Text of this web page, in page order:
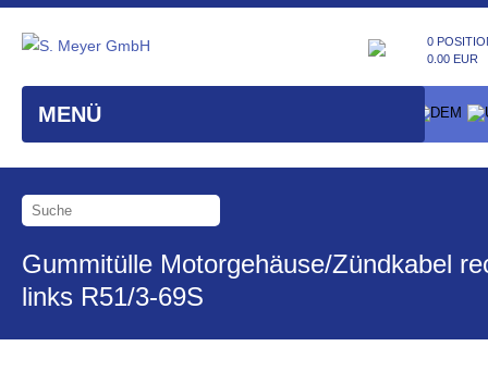
MENÜ
0
0.00 EUR
Gummitülle Motorgehäuse/Zündkabel
links R51/3-69S